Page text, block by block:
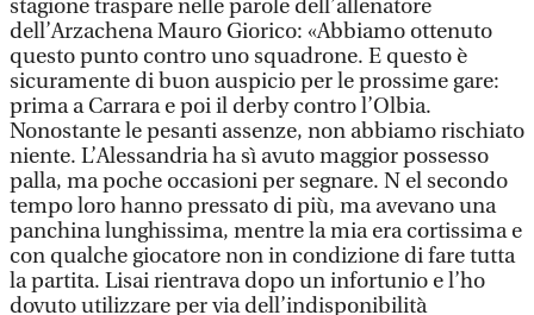
stagione traspare nelle parole dell’allenatore
dell’Arzachena Mauro Giorico: «Abbiamo ottenuto
questo punto contro uno squadrone. E questo è
sicuramente di buon auspicio per le prossime gare:
prima a Carrara e poi il derby contro l’Olbia.
Nonostante le pesanti assenze, non abbiamo rischiato
niente. L’Alessandria ha sì avuto maggior possesso
palla, ma poche occasioni per segnare. N el secondo
tempo loro hanno pressato di più, ma avevano una
panchina lunghissima, mentre la mia era cortissima e
con qualche giocatore non in condizione di fare tutta
la partita. Lisai rientrava dopo un infortunio e l’ho
dovuto utilizzare per via dell’indisponibilità